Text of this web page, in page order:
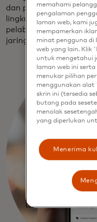
dan peritel untuk
lingkungan mereka, ia
pelabelan makanan
jaringan kontak.
memahami
pengalaman
laman web, kami
mempamerkan
minat pengguna di
web yang lain. Klik
untuk mengetahui
laman web ini
menukar pilihan
menggunakan alat
skrin ini (tersedia
butang pada
menolak
yang diperlukan
Menerima